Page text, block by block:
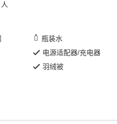
瓶装水
电源适配器/充电器
羽绒被